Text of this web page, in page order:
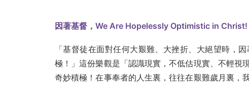
因著基督，We Are Hopelessly Optimistic in Christ!
「基督徒在面對任何大艱難、大挫折、大絕望時，
極！」這份樂觀是「認識現實，不低估現實、不輕視
奇妙積極！在事奉者的人生裏，往往在艱難歲月裏，